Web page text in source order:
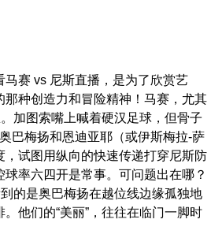
赛 vs 尼斯直播，是为了欣赏艺
种创造力和冒险精神！马赛，尤其
加图索嘴上喊着硬汉足球，但骨子
巴梅扬和恩迪亚耶（或伊斯梅拉-萨
试图用纵向的快速传递打穿尼斯防
率六四开是常事。可问题出在哪？
的是奥巴梅扬在越位线边缘孤独地
他们的“美丽”，往往在临门一脚时